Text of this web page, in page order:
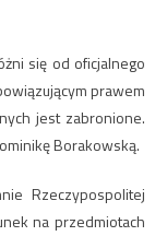
się od oficjalnego
prawem
jest zabronione.
Borakowską.
Rzeczypospolitej
na przedmiotach